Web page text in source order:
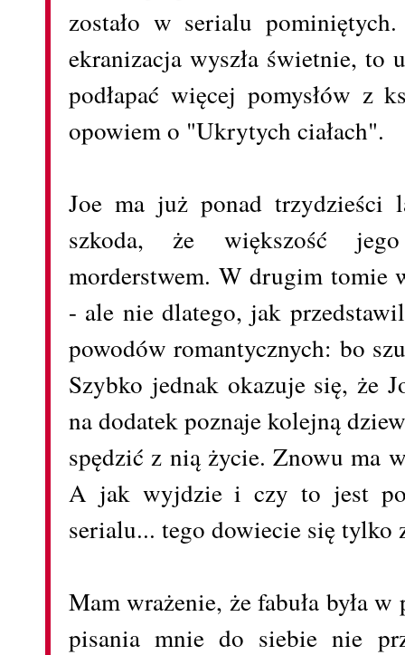
zostało w serialu
ekranizacja wyszła świetnie, to
podłapać więcej pomysłów z
opowiem o "Ukrytych ciałach".
Joe ma już ponad trzydzieści
szkoda, że większość
morderstwem. W drugim tomie
- ale nie dlatego, jak
powodów romantycznych: bo
Szybko jednak okazuje się, że
na dodatek poznaje kolejną
spędzić z nią życie. Znowu ma
A jak wyjdzie i czy to jest
serialu... tego dowiecie się
Mam wrażenie, że fabuła była
pisania mnie do siebie nie